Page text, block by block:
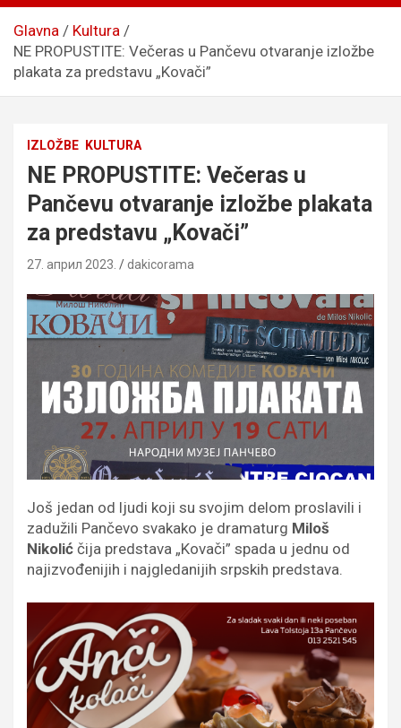
Glavna
Kultura
NE PROPUSTITE: Večeras u Pančevu otvaranje izložbe
plakata za predstavu „Kovači”
IZLOŽBE KULTURA
NE PROPUSTITE: Večeras u
Pančevu otvaranje izložbe plakata
za predstavu „Kovači”
27. април 2023. dakicorama
Još jedan od ljudi koji su svojim delom proslavili i
zadužili Pančevo svakako je dramaturg Miloš
Nikolić čija predstava „Kovači” spada u jednu od
najizvođenijih i najgledanijih srpskih predstava.